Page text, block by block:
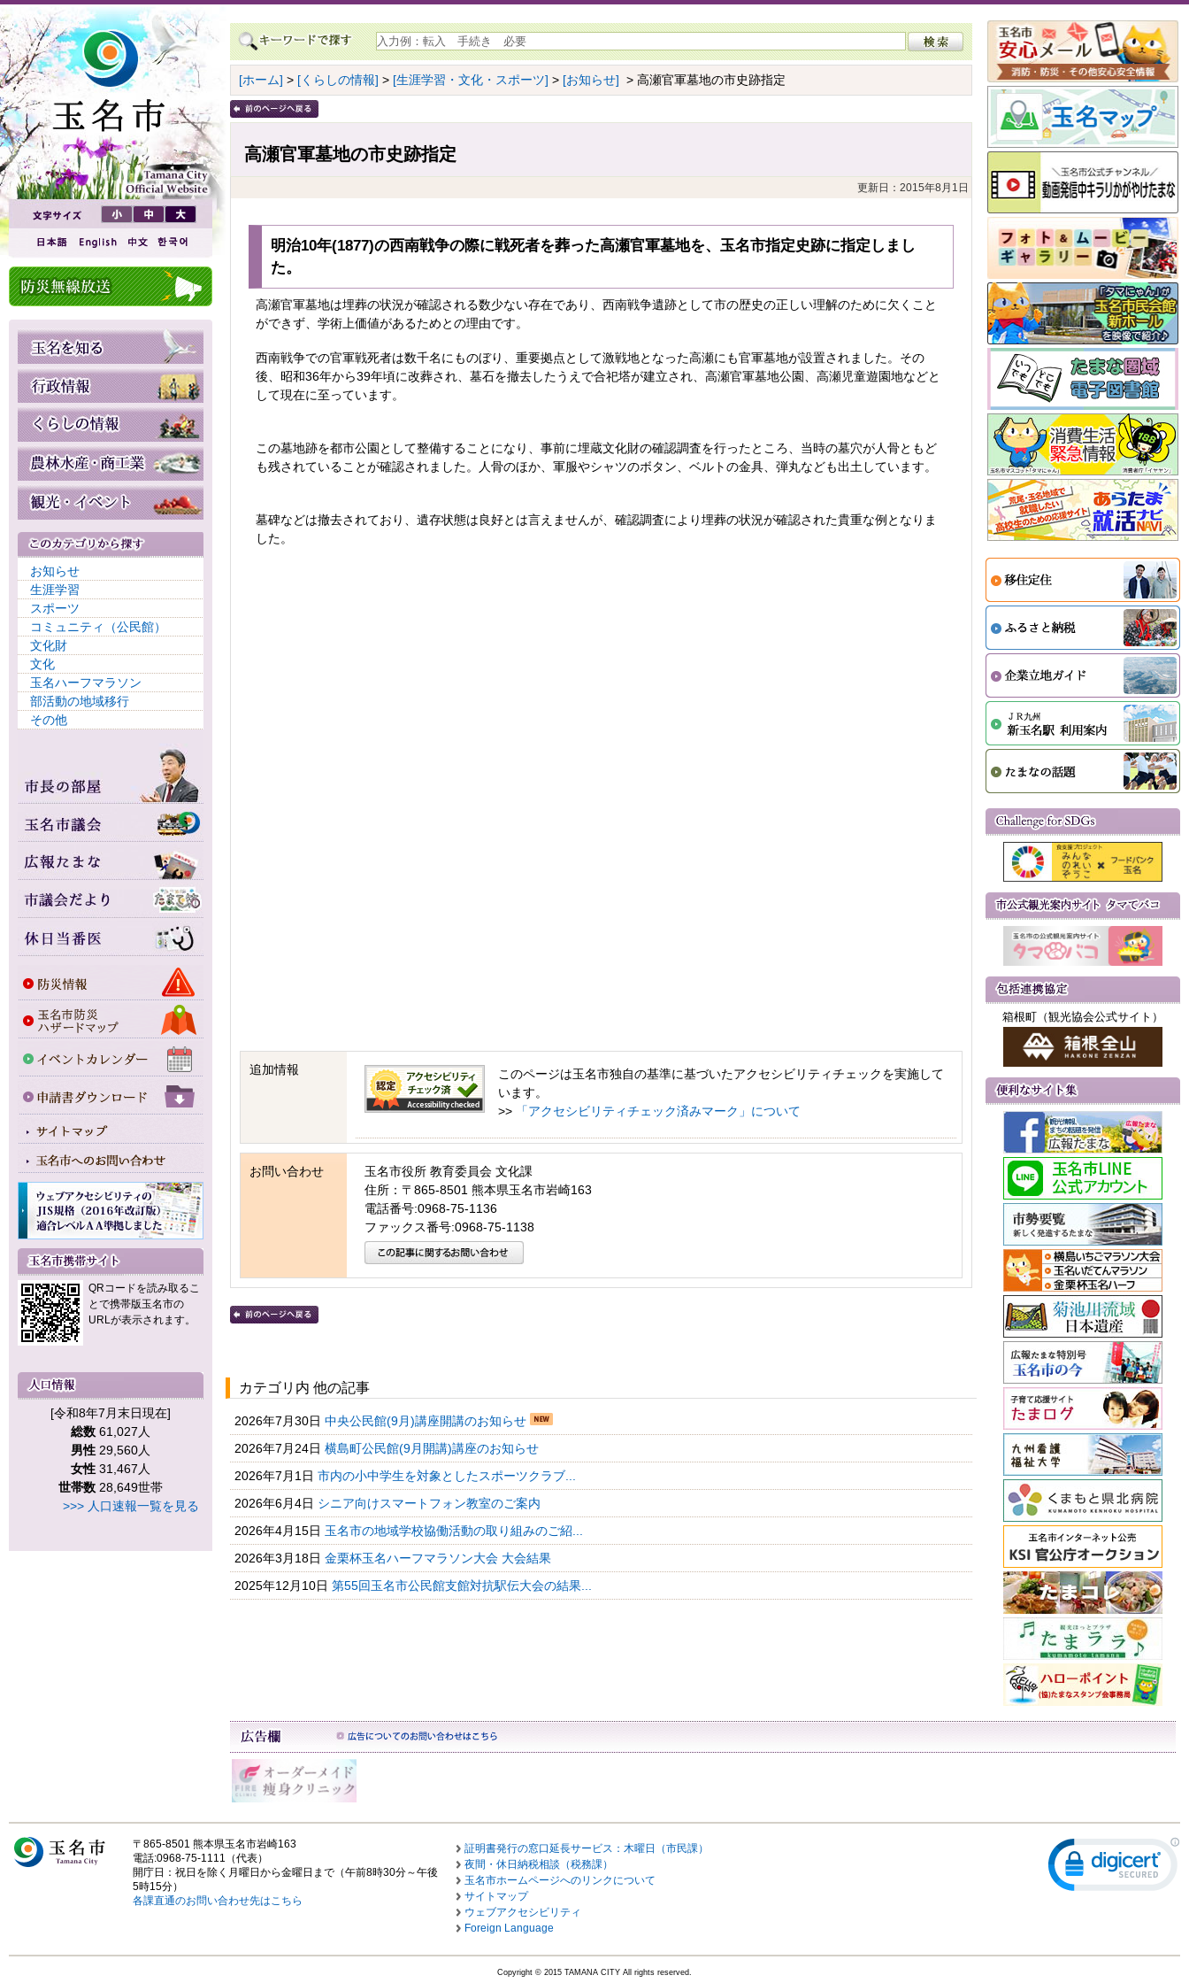
お知らせ
生涯学習
スポーツ
コミュニティ（公民館）
文化財
文化
玉名ハーフマラソン
部活動の地域移行
その他
QRコードを読み取るこ
とで携帯版玉名市の
URLが表示されます。
[令和8年7月末日現在]
総数 61,027人
男性 29,560人
女性 31,467人
世帯数 28,649世帯
>>> 人口速報一覧を見る
[ホーム] > [くらしの情報] > [生涯学習・文化・スポーツ] > [お知らせ] > 高瀬官軍墓地の市史跡指定
高瀬官軍墓地の市史跡指定
更新日：2015年8月1日
明治10年(1877)の西南戦争の際に戦死者を葬った高瀬官軍墓地を、玉名市指定史跡に指定しまし
た。
高瀬官軍墓地は埋葬の状況が確認される数少ない存在であり、西南戦争遺跡として市の歴史の正しい理解のために欠くこと
ができず、学術上価値があるためとの理由です。
西南戦争での官軍戦死者は数千名にものぼり、重要拠点として激戦地となった高瀬にも官軍墓地が設置されました。その
後、昭和36年から39年頃に改葬され、墓石を撤去したうえで合祀塔が建立され、高瀬官軍墓地公園、高瀬児童遊園地などと
して現在に至っています。
この墓地跡を都市公園として整備することになり、事前に埋蔵文化財の確認調査を行ったところ、当時の墓穴が人骨ともど
も残されていることが確認されました。人骨のほか、軍服やシャツのボタン、ベルトの金具、弾丸なども出土しています。
墓碑などは撤去されており、遺存状態は良好とは言えませんが、確認調査により埋葬の状況が確認された貴重な例となりま
した。
追加情報
このページは玉名市独自の基準に基づいたアクセシビリティチェックを実施して
います。
>>
「アクセシビリティチェック済みマーク」について
お問い合わせ
玉名市役所 教育委員会 文化課
住所：〒865-8501 熊本県玉名市岩崎163
電話番号:0968-75-1136
ファックス番号:0968-75-1138
カテゴリ内 他の記事
2026年7月30日 中央公民館(9月)講座開講のお知らせ
2026年7月24日 横島町公民館(9月開講)講座のお知らせ
2026年7月1日 市内の小中学生を対象としたスポーツクラブ...
2026年6月4日 シニア向けスマートフォン教室のご案内
2026年4月15日 玉名市の地域学校協働活動の取り組みのご紹...
2026年3月18日 金栗杯玉名ハーフマラソン大会 大会結果
2025年12月10日 第55回玉名市公民館支館対抗駅伝大会の結果...
箱根町（観光協会公式サイト）
〒865-8501 熊本県玉名市岩崎163
電話:0968-75-1111（代表）
開庁日：祝日を除く月曜日から金曜日まで（午前8時30分～午後
5時15分）
各課直通のお問い合わせ先はこちら
証明書発行の窓口延長サービス：木曜日（市民課）
夜間・休日納税相談（税務課）
玉名市ホームページへのリンクについて
サイトマップ
ウェブアクセシビリティ
Foreign Language
Copyright © 2015 TAMANA CITY All rights reserved.